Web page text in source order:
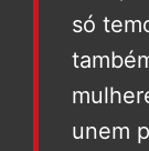
só
unem